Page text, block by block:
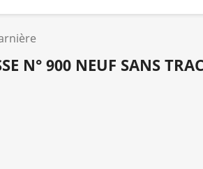
N° 900 NEUF SANS